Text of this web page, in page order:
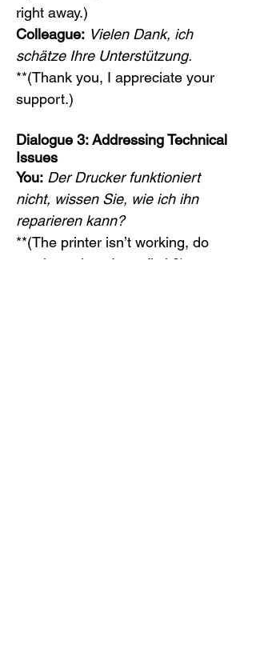
right away.)
Colleague: Vielen Dank, ich
schätze Ihre Unterstützung.
**(Thank you, I appreciate your
support.)
Dialogue 3: Addressing Technical
Issues
You: Der Drucker funktioniert
nicht, wissen Sie, wie ich ihn
reparieren kann?
**(The printer isn’t working, do
you know how I can fix it?)